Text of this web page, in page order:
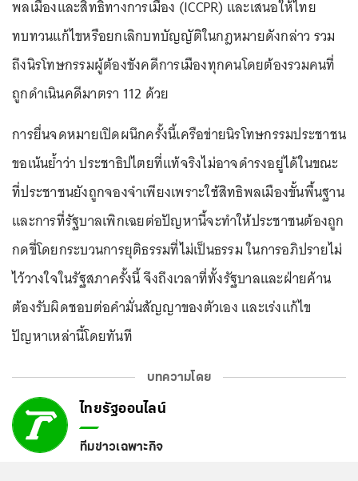
พลเมืองและสิทธิทางการเมือง (ICCPR) และเสนอให้ไทย
ทบทวนแก้ไขหรือยกเลิกบทบัญญัติในกฎหมายดังกล่าว รวม
ถึงนิรโทษกรรมผู้ต้องขังคดีการเมืองทุกคนโดยต้องรวมคนที่
ถูกดำเนินคดีมาตรา 112 ด้วย
การยื่นจดหมายเปิดผนึกครั้งนี้เครือข่ายนิรโทษกรรมประชาชน
ขอเน้นย้ำว่า ประชาธิปไตยที่แท้จริงไม่อาจดำรงอยู่ได้ในขณะ
ที่ประชาชนยังถูกจองจำเพียงเพราะใช้สิทธิพลเมืองขั้นพื้นฐาน
และการที่รัฐบาลเพิกเฉยต่อปัญหานี้จะทำให้ประชาชนต้องถูก
กดขี่โดยกระบวนการยุติธรรมที่ไม่เป็นธรรม ในการอภิปรายไม่
ไว้วางใจในรัฐสภาครั้งนี้ จึงถึงเวลาที่ทั้งรัฐบาลและฝ่ายค้าน
ต้องรับผิดชอบต่อคำมั่นสัญญาของตัวเอง และเร่งแก้ไข
ปัญหาเหล่านี้โดยทันที
บทความโดย
ไทยรัฐออนไลน์
ทีมข่าวเฉพาะกิจ